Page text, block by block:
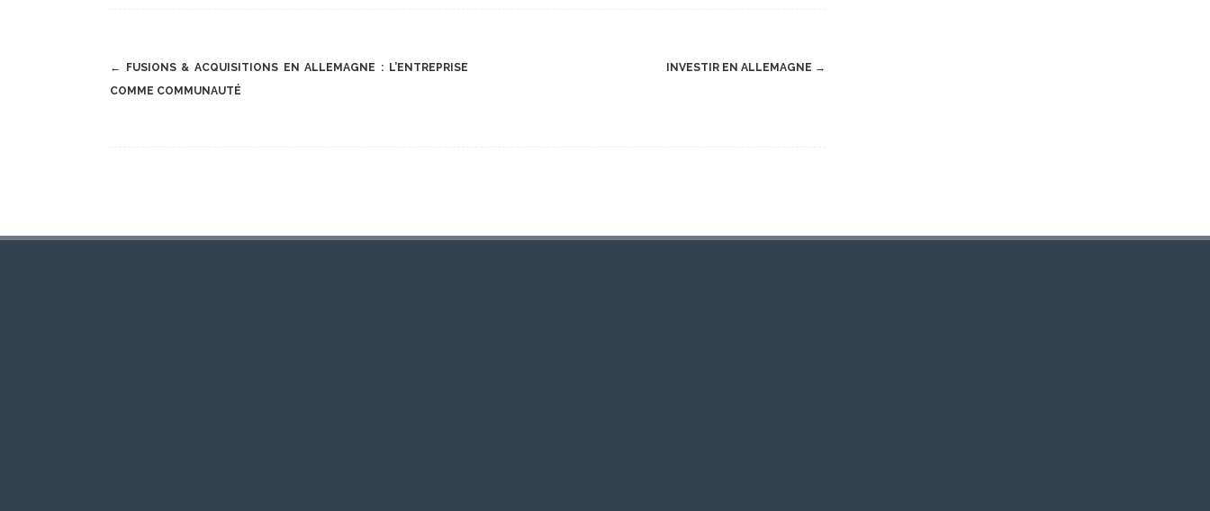
Post
navigation
←
FUSIONS & ACQUISITIONS EN ALLEMAGNE : L’ENTREPRISE
COMME COMMUNAUTÉ
INVESTIR EN ALLEMAGNE →